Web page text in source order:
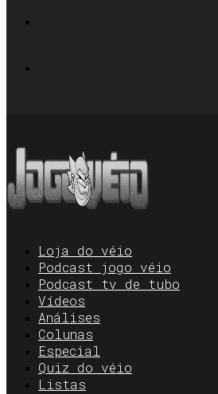
Loja do véio
Podcast jogo véio
Podcast tv de tubo
Vídeos
Análises
Colunas
Especial
Quiz do véio
Listas